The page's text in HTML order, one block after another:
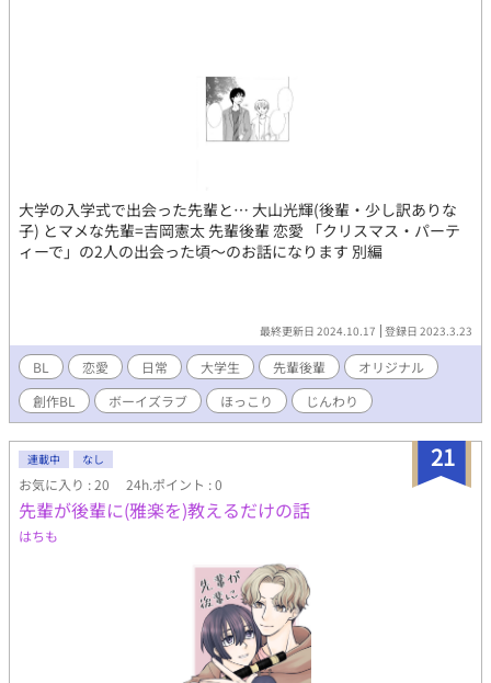
大学の入学式で出会った先輩と… 大山光輝(後輩・少し訳ありな
子) とマメな先輩=吉岡憲太 先輩後輩 恋愛 「クリスマス・パーテ
ィーで」の2人の出会った頃～のお話になります 別編
最終更新日 2024.10.17 登録日 2023.3.23
BL 恋愛 日常 大学生 先輩後輩
オリジナル
創作BL
ボーイズラブ ほっこり じんわり
21
連載中 なし
お気に入り : 20 24h.ポイント : 0
先輩が後輩に(雅楽を)教えるだけの話
はちも